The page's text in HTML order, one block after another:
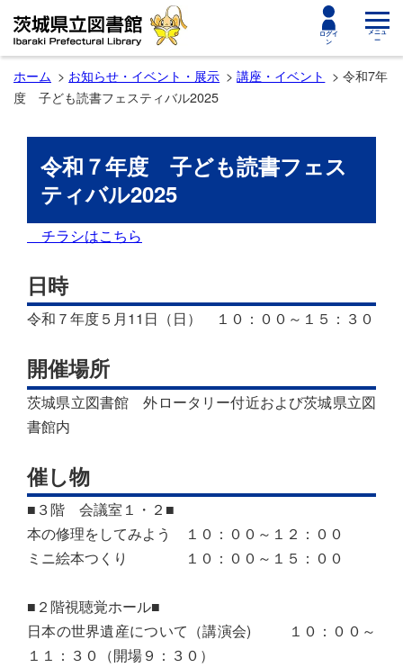
ログイ
ン
toggle
メニュ
ー
ホーム お知らせ・イベント・展示 講座・イベント
令和7年
度 子ども読書フェスティバル2025
令和７年度 子ども読書フェス
ティバル2025
チラシはこちら
日時
令和７年度５月11日（日） １０：００～１５：３０
開催場所
茨城県立図書館 外ロータリー付近および茨城県立図
書館内
催し物
■３階 会議室１・２■
本の修理をしてみよう １０：００～１２：００
ミニ絵本つくり １０：００～１５：００
■２階視聴覚ホール■
日本の世界遺産について（講演会) １０：００～
１１：３０（開場９：３０）